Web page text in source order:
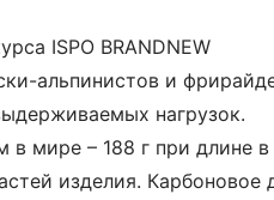
ISPO BRANDNEW
альпинистов и
нагрузок.
мире – 188 г при длине
изделия. Карбоновое